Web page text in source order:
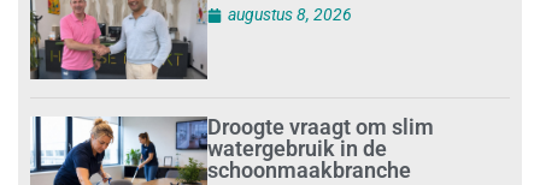
augustus 8, 2026
Droogte vraagt om slim
watergebruik in de
schoonmaakbranche